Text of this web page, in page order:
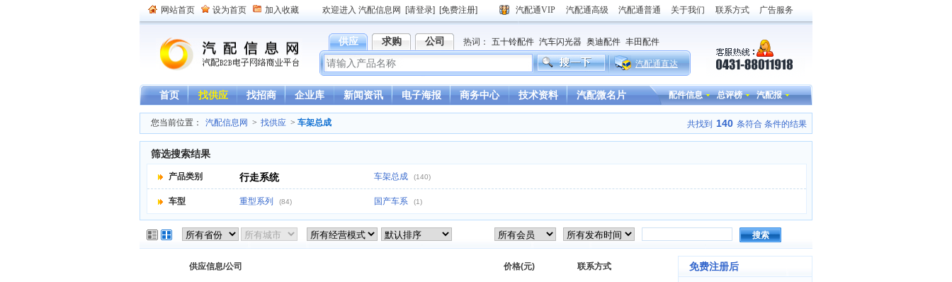
网站首页 设为首页 加入收藏 欢迎进入 汽配信息网 [请登录] [免费注册] 汽配通VIP 汽配通高级 汽配通普通 关于我们 联系方式 广告服务
供应 求购 公司 热词： 五十铃配件 汽车闪光器 奥迪配件 丰田配件
德龙驾驶室 重汽豪沃驾驶室
汽配通直达
首页 找供应 找招商 企业库 新闻资讯 电子海报 商务中心 技术资料 汽配微名片 配件信息 总评榜 汽配报
您当前位置： 汽配信息网 > 找供应 > 车架总成 共找到 140 条符合 条件的结果
筛选搜索结果
产品类别 行走系统 车架总成 (140)
车型 重型系列 (84) 国产车系 (1)
搜索
供应信息/公司 价格(元) 联系方式 免费注册后